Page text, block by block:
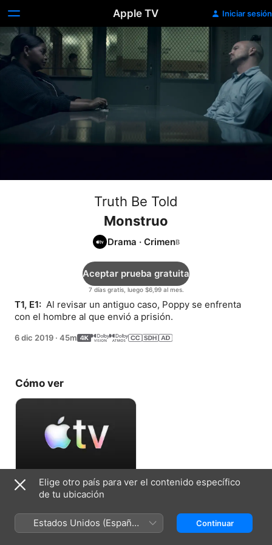
Apple TV Iniciar sesión
Truth Be Told
Monstruo
Drama · Crimen
7 días gratis, luego $6,99 al mes.
Aceptar prueba gratuita
T1, E1: Al revisar un antiguo caso, Poppy se enfrenta
con el hombre al que envió a prisión.
6 dic 2019 · 45m
Cómo ver
Aceptar prueba gratuita
7 días gratis, luego $6,99 al mes.
Elige otro país para ver el contenido específico
de tu ubicación
Estados Unidos (Español
México)
Continuar